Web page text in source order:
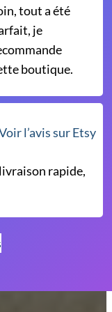
tout a été
je
boutique.
l’avis sur Etsy
rapide,